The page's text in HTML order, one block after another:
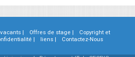
| Offres de stage |
Copyright et
| liens | Contactez-Nous